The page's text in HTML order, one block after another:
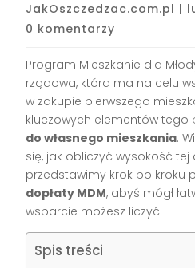
JakOszczedzac.com.pl |
0 komentarzy
Program Mieszkanie dla
rządowa, która ma na celu
w zakupie pierwszego
kluczowych elementów tego
do własnego mieszkania.
się, jak obliczyć wysokość tej
przedstawimy krok po kroku
dopłaty MDM, abyś mógł
wsparcie możesz liczyć.
Spis treści